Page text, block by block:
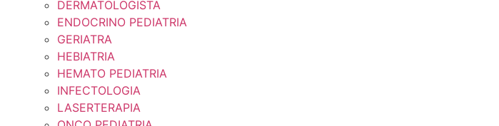
DERMATOLOGISTA
ENDOCRINO PEDIATRIA
GERIATRA
HEBIATRIA
HEMATO PEDIATRIA
INFECTOLOGIA
LASERTERAPIA